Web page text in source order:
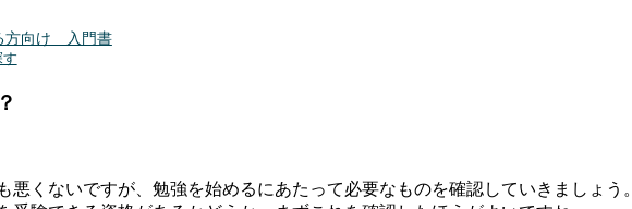
方向け 入門書
くないですが、勉強を始めるにあたって必要なものを確認していきましょう。